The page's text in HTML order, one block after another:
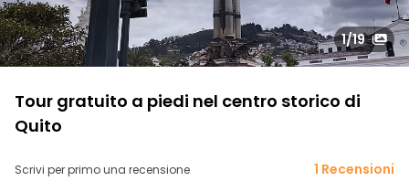
1/19
Tour gratuito a piedi nel centro storico di
Quito
Scrivi per primo una recensione 1 Recensioni